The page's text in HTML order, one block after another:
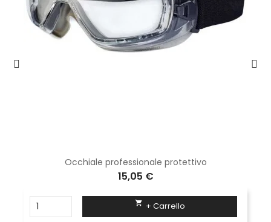
Occhiale professionale protettivo
15,05 €
 + Carrello